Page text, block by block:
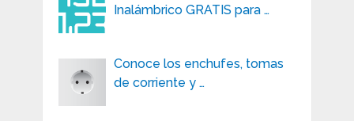
Inalámbrico GRATIS para …
Conoce los enchufes, tomas
de corriente y …